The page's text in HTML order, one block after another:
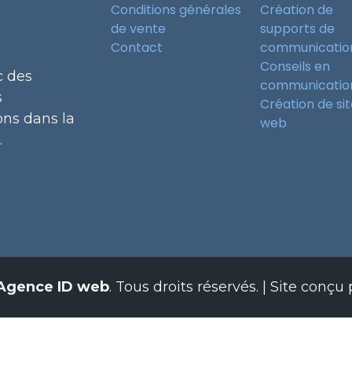
des
dans la
Conditions générales
de vente
Contact
Création de
supports de
Conseils en
Création de
web
ID web. Tous droits réservés. | Site conçu